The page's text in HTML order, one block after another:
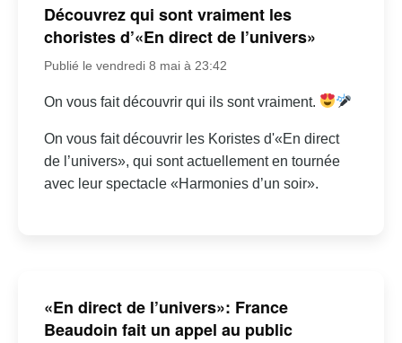
Découvrez qui sont vraiment les
choristes d’«En direct de l’univers»
Publié le vendredi 8 mai à 23:42
On vous fait découvrir qui ils sont vraiment.
On vous fait découvrir les Koristes d'«En direct
de l’univers», qui sont actuellement en tournée
avec leur spectacle «Harmonies d’un soir».
«En direct de l’univers»: France
Beaudoin fait un appel au public